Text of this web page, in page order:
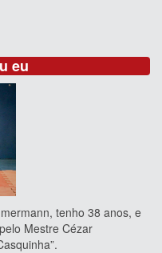
eu
tenho 38 anos, e
Mestre Cézar